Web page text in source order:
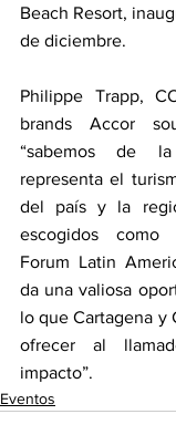
Beach Resort,
de diciembre.
Philippe Trapp,
brands Accor
“sabemos de
representa el
del país y la
escogidos
Forum Latin
da una valiosa
lo que Cartagena y
ofrecer al
impacto”.
Eventos